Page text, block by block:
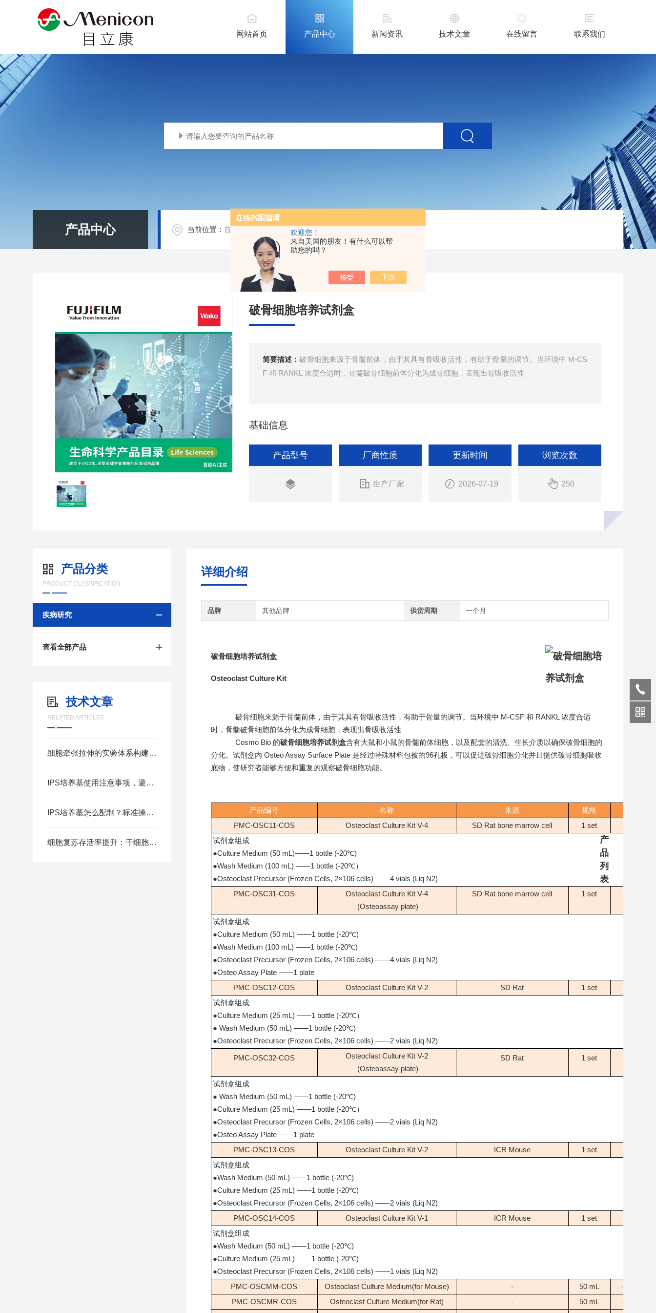
欢迎您！
来自美国的朋友！有什么可以帮
助您的吗？
网站首页 产品中心 新闻资讯 技术文章 在线留言 联系我们
产品中心 当前位置：首页 / /疾病研究
破骨细胞培养试剂盒
简要描述：破骨细胞来源于骨髓前体，由于其具有骨吸收活性，有助于骨量的调节。当环境中 M-CS
F 和 RANKL 浓度合适时，骨髓破骨细胞前体分化为成骨细胞，表现出骨吸收活性
基础信息
产品型号 厂商性质
生产厂家
更新时间
2026-07-19
浏览次数
250
产品分类
PRODUCT CLASSIFICATION
疾病研究
查看全部产品
技术文章
RELATED ARTICLES
细胞牵张拉伸的实验体系构建要点
IPS培养基使用注意事项，避免菌落检测误差
IPS培养基怎么配制？标准操作步骤汇总
细胞复苏存活率提升：干细胞冻存液应用实操指南
详细介绍
品牌 其他品牌 供货周期 一个月
破骨细胞培养试剂盒
Osteoclast Culture Kit
破骨细胞来源于骨髓前体，由于其具有骨吸收活性，有助于骨量的调节。当环境中 M-CSF 和 RANKL 浓度合适
时，骨髓破骨细胞前体分化为成骨细胞，表现出骨吸收活性
Cosmo Bio 的破骨细胞培养试剂盒含有大鼠和小鼠的骨髓前体细胞，以及配套的清洗、生长介质以确保破骨细胞的
分化。试剂盒内 Osteo Assay Surface Plate 是经过特殊材料包被的96孔板，可以促进破骨细胞分化并且提供破骨细胞吸收
底物，使研究者能够方便和重复的观察破骨细胞功能。
产品编号 名称 来源 规格
储存
PMC-OSC11-COS
Osteoclast Culture Kit V-4 SD Rat bone marrow cell 1 set
试剂盒组成
●Culture Medium (50 mL)——1 bottle (-20℃)
●Wash Medium (100 mL) ——1 bottle (-20℃）
●Osteoclast Precursor (Frozen Cells, 2×106 cells) ——4 vials (Liq N2)
PMC-OSC31-COS
Osteoclast Culture Kit V-4
(Osteoassay plate)
SD Rat bone marrow cell 1 set
试剂盒组成
●Culture Medium (50 mL) ——1 bottle (-20℃)
●Wash Medium (100 mL) ——1 bottle (-20℃)
●Osteoclast Precursor (Frozen Cells, 2×106 cells) ——4 vials (Liq N2)
●Osteo Assay Plate ——1 plate
PMC-OSC12-COS
Osteoclast Culture Kit V-2 SD Rat 1 set
试剂盒组成
●Culture Medium (25 mL) ——1 bottle (-20℃）
● Wash Medium (50 mL) ——1 bottle (-20℃)
●Osteoclast Precursor (Frozen Cells, 2×106 cells) ——2 vials (Liq N2)
PMC-OSC32-COS
Osteoclast Culture Kit V-2
(Osteoassay plate)
SD Rat 1 set
试剂盒组成
● Wash Medium (50 mL) ——1 bottle (-20℃)
●Culture Medium (25 mL) ——1 bottle (-20℃）
●Osteoclast Precursor (Frozen Cells, 2×106 cells) ——2 vials (Liq N2)
●Osteo Assay Plate ——1 plate
PMC-OSC13-COS
Osteoclast Culture Kit V-2 ICR Mouse 1 set
试剂盒组成
●Wash Medium (50 mL) ——1 bottle (-20℃)
●Culture Medium (25 mL) ——1 bottle (-20℃)
●Osteoclast Precursor (Frozen Cells, 2×106 cells) ——2 vials (Liq N2)
PMC-OSC14-COS
Osteoclast Culture Kit V-1 ICR Mouse 1 set
试剂盒组成
●Wash Medium (50 mL) ——1 bottle (-20℃)
●Culture Medium (25 mL) ——1 bottle (-20℃)
●Osteoclast Precursor (Frozen Cells, 2×106 cells) ——1 vials (Liq N2)
PMC-OSCMM-COS
Osteoclast Culture Medium(for Mouse) - 50 mL
-20℃
PMC-OSCMR-COS
Osteoclast Culture Medium(for Rat) - 50 mL
-20℃
产
品
列
表